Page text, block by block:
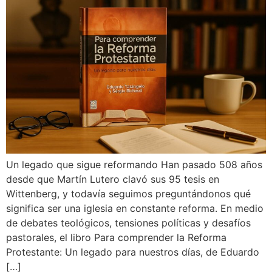
Un legado que sigue reformando Han pasado 508 años
desde que Martín Lutero clavó sus 95 tesis en
Wittenberg, y todavía seguimos preguntándonos qué
significa ser una iglesia en constante reforma. En medio
de debates teológicos, tensiones políticas y desafíos
pastorales, el libro Para comprender la Reforma
Protestante: Un legado para nuestros días, de Eduardo
[…]